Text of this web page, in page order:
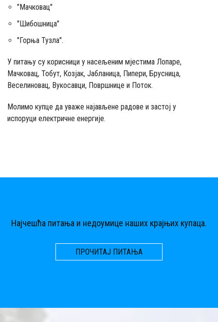
"Мачковац"
"Шибошница"
"Горња Тузла".
У питању су корисници у насељеним мјестима Лопаре,
Мачковац, Тобут, Козјак, Јабланица, Пипери, Брусница,
Веселиновац, Вукосавци, Површнице и Поток.
Молимо купце да уваже најављене радове и застој у
испоруци електричне енергије.
Најчешћа питања и недоумице наших крајњих купаца.
ПРОЧИТАЈ ПИТАЊА